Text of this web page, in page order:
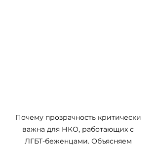
Почему прозрачность критически
важна для НКО, работающих с
ЛГБТ-беженцами. Объясняем